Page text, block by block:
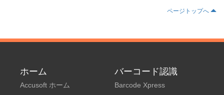
ページトップへ
ホーム
Accusoft ホーム
バーコード認識
Barcode Xpress